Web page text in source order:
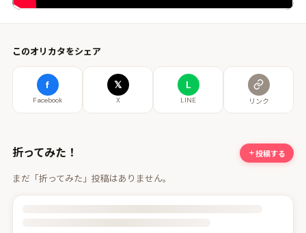
このオリカタをシェア
f
Facebook
𝕏
X
L
LINE リンク
折ってみた！ 投稿する
まだ「折ってみた」投稿はありません。
投稿詳細を読み込んでいます